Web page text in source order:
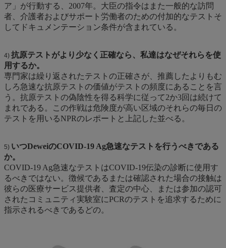
ア」が行動する、2007年。大臣の指令はまた一般的な訪問
者、介護者およびサポート労働者のための付加的なテストそ
してドキュメンテーション条件が含まれている。
4) 抗原テストがより少なく正確なら、私達はなぜそれらを使
用するか。
専門家は繰り返されたテストの正確さが、推薦したよりもむ
しろ急速な抗原テストの価値がテストの頻度にあることを言
う。抗原テストの偽陰性を得る科学に従って2か3回は続けて
まれである。この作戦は危険度が高い区域のそれらの毎日の
テストを用いるNPRのレポートと上記した並べる。
5) いつDeweiのCOVID-19 Ag急速なテストを行うべきである
か。
COVID-19 Ag急速なテストはCOVID-19伝染の診断に使用す
るべきではない。徴候であるまたは確認された場合の接触は
彼らの医療サービス提供者、査定の中心、または参加の認可
されたコミュニティ実験室にPCRのテストを追求するために
指示されるべきであるどの。